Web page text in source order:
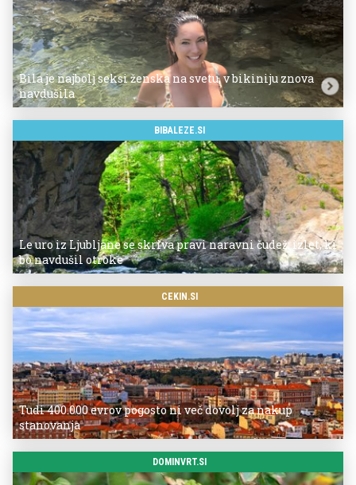
Bila je najbolj seksi ženska na svetu, v bikiniju znova
navdušila
BIBALEZE.SI
Le uro iz Ljubljane se skriva pravi naravni čudež: izlet, ki
bo navdušil otroke
CEKIN.SI
Tudi 400.000 evrov pogosto ni več dovolj za nakup
stanovanja
DOMINVRT.SI